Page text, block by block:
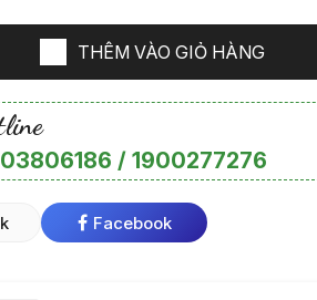
THÊM VÀO GIỎ HÀNG
/ 1900277276
Facebook